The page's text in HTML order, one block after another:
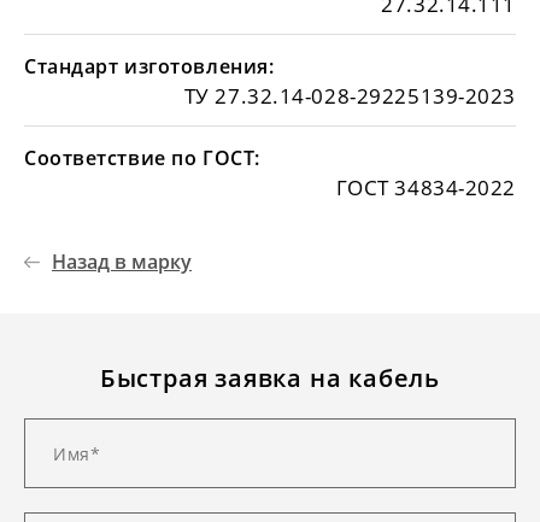
Стандарт изготовления:
ТУ 27.32.14-028-29225139-2023
Соответствие по ГОСТ:
ГОСТ 34834-2022
Назад в марку
Быстрая заявка на кабель